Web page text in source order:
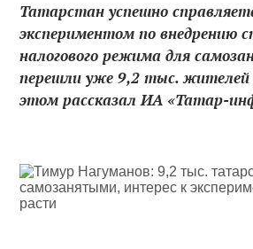
Татарстан успешно
экспериментом по внедрению
налогового режима для
перешли уже 9,2 тыс. жителей
этом рассказал ИА «Татар-